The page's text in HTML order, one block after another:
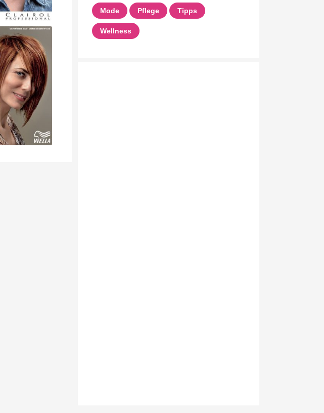
Mode Pflege Tipps
Wellness